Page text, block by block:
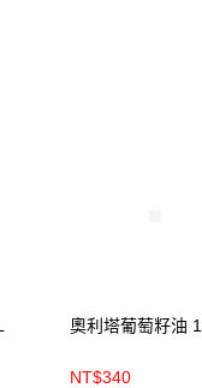
奧利塔葡萄籽油
NT$340